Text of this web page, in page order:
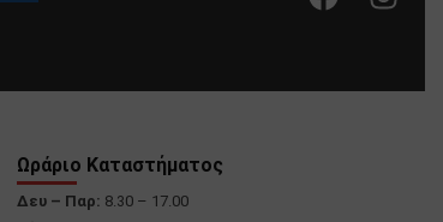
Ωράριο Καταστήματος
Δευ – Παρ: 8.30 – 17.00